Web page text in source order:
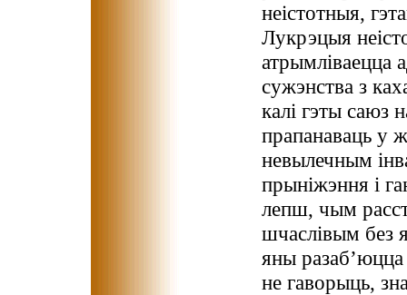
неістотныя,
Лукрэцыя
атрымліваецца
сужэнства з
калі гэты саюз
прапанаваць у
невылечным
прыніжэння і
лепш, чым
шчаслівым без
яны
не гаворыць,